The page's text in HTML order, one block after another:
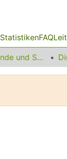
StatistikenFAQ
Service für Blinde und Sehbehinderte